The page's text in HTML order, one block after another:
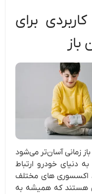
برای
زمانی آسان‌تر می‌شود
دنیای خودرو ارتباط
اکسسوری‌ های مختلف
هستند که همیشه به